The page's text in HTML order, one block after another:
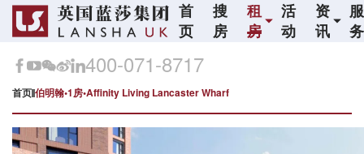
首
页
搜
房
租
房
活
动
资
讯
服
务
400-071-8717
首页 伯明翰•1房•Affinity Living Lancaster Wharf